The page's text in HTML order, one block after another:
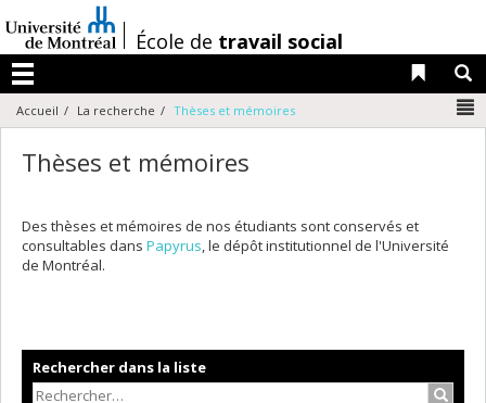
au
contenu
/École de travail social
Menu
Liens
Accueil La recherche Thèses et mémoires
Thèses et mémoires
Des thèses et mémoires de nos étudiants sont conservés et
consultables dans Papyrus, le dépôt institutionnel de l'Université
de Montréal.
Rechercher dans la liste